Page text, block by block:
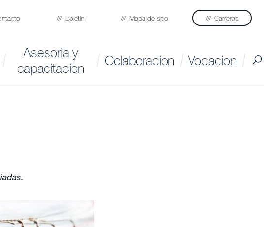
Boletin Mapa de sitio Carreras
Asesoria y
capacitacion
Colaboracion Vocacion